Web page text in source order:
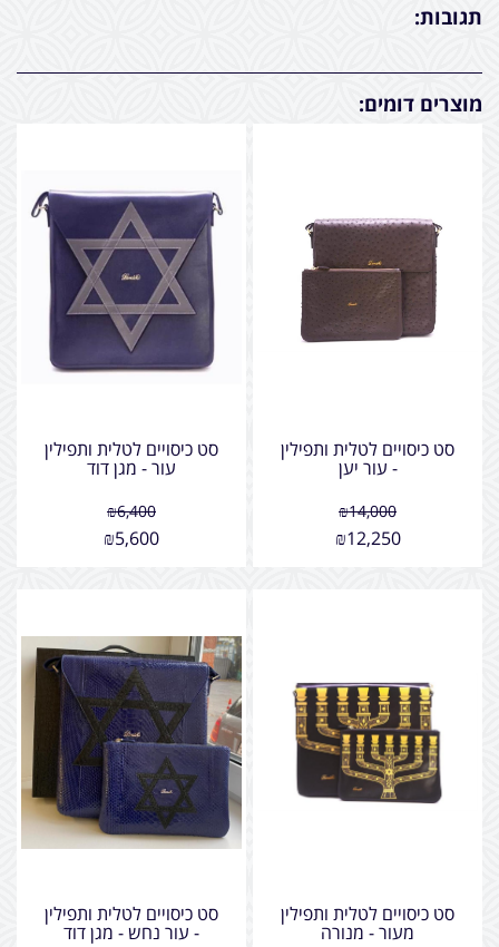
תגובות:
מוצרים דומים:
סט כיסויים לטלית ותפילין
- עור יען
₪14,000
₪12,250
סט כיסויים לטלית ותפילין
עור - מגן דוד
₪6,400
₪5,600
סט כיסויים לטלית ותפילין
מעור - מנורה
סט כיסויים לטלית ותפילין
- עור נחש - מגן דוד